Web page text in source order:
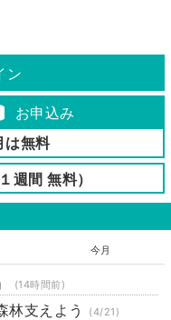
ン
お申込み
は無料
週間 無料）
今月
(14時間前)
支えよう (4/21)